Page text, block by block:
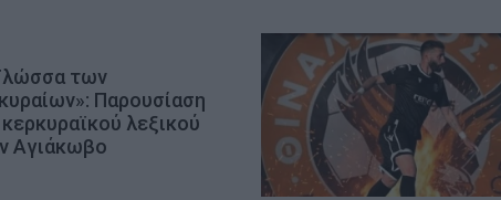
των
Παρουσίαση
λεξικού
Αγιάκωβο